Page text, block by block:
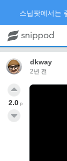
dkway
2년 전
2.0 p